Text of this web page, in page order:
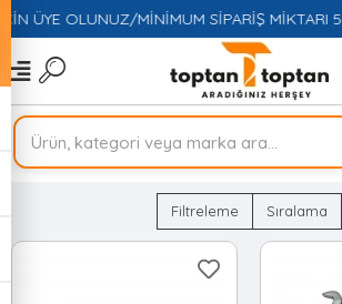
ÜYE OLUNUZ/MİNİMUM SİPARİŞ MİKTARI
Filtreleme Sıralama